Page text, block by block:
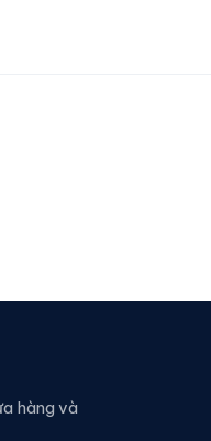
hàng và